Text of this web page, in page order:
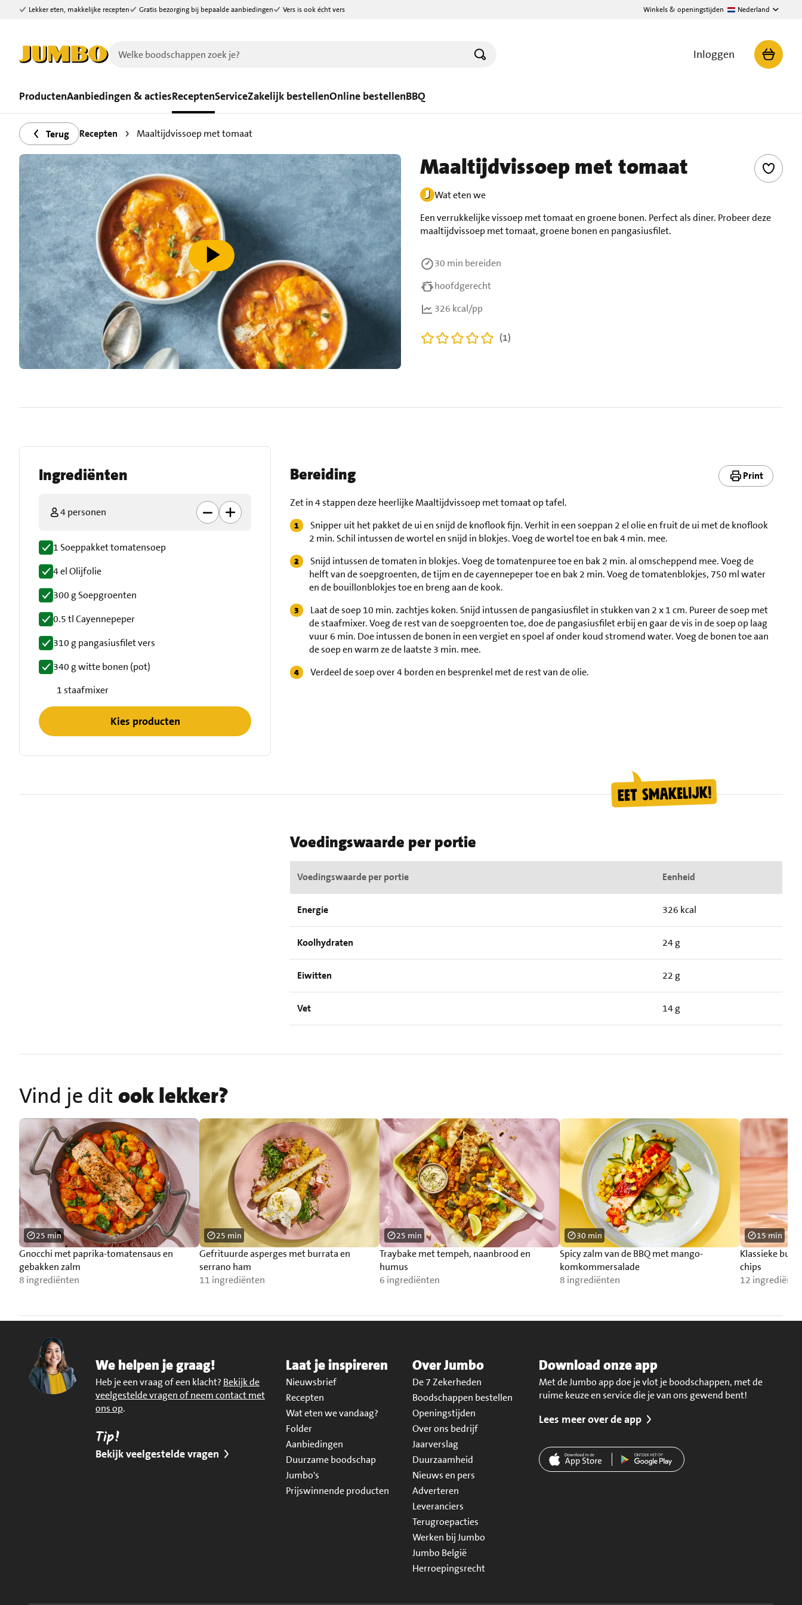
Ga naar zoeken
Ga naar hoofdinhoud
Lekker eten, makkelijke recepten Gratis bezorging bij bepaalde aanbiedingen Vers is ook écht vers Winkels & openingstijden Nederland
Inloggen
ProductenAanbiedingen & actiesReceptenServiceZakelijk bestellenOnline bestellenBBQ
Terug Recepten Maaltijdvissoep met tomaat
speel video af
Maaltijdvissoep met tomaat
Wat eten we
Een verrukkelijke vissoep met tomaat en groene bonen. Perfect als diner. Probeer deze
maaltijdvissoep met tomaat, groene bonen en pangasiusfilet.
30 min bereiden
hoofdgerecht
326 kcal/pp
(1)
Ingrediënten
4 personen
1 Soeppakket tomatensoep
4 el Olijfolie
300 g Soepgroenten
0.5 tl Cayennepeper
310 g pangasiusfilet vers
340 g witte bonen (pot)
1 staafmixer
Kies producten
Bereiding Print
Zet in 4 stappen deze heerlijke Maaltijdvissoep met tomaat op tafel.
Snipper uit het pakket de ui en snijd de knoflook fijn. Verhit in een soeppan 2 el olie en fruit de ui met de knoflook
2 min. Schil intussen de wortel en snijd in blokjes. Voeg de wortel toe en bak 4 min. mee.
Snijd intussen de tomaten in blokjes. Voeg de tomatenpuree toe en bak 2 min. al omscheppend mee. Voeg de
helft van de soepgroenten, de tijm en de cayennepeper toe en bak 2 min. Voeg de tomatenblokjes, 750 ml water
en de bouillonblokjes toe en breng aan de kook.
Laat de soep 10 min. zachtjes koken. Snijd intussen de pangasiusfilet in stukken van 2 x 1 cm. Pureer de soep met
de staafmixer. Voeg de rest van de soepgroenten toe, doe de pangasiusfilet erbij en gaar de vis in de soep op laag
vuur 6 min. Doe intussen de bonen in een vergiet en spoel af onder koud stromend water. Voeg de bonen toe aan
de soep en warm ze de laatste 3 min. mee.
Verdeel de soep over 4 borden en besprenkel met de rest van de olie.
Voedingswaarde per portie
Voedingswaarde per portie Eenheid
Energie 326 kcal
Koolhydraten 24 g
Eiwitten 22 g
Vet 14 g
Vind je ditook lekker?
Gnocchi met paprika-tomatensaus en
gebakken zalm
8 ingrediënten
25 min
Gefrituurde asperges met burrata en
serrano ham
11 ingrediënten
25 min
Traybake met tempeh, naanbrood en
humus
6 ingrediënten
25 min
Spicy zalm van de BBQ met mango-
komkommersalade
8 ingrediënten
30 min
Klassieke
chips
12
15 min
We helpen je graag!
Heb je een vraag of een klacht? Bekijk de
veelgestelde vragen of neem contact met
ons op.
Tip!
Bekijk veelgestelde vragen
Laat je inspireren
Nieuwsbrief
Recepten
Wat eten we vandaag?
Folder
Aanbiedingen
Duurzame boodschap
Jumbo's
Prijswinnende producten
Over Jumbo
De 7 Zekerheden
Boodschappen bestellen
Openingstijden
Over ons bedrijf
Jaarverslag
Duurzaamheid
Nieuws en pers
Adverteren
Leveranciers
Terugroepacties
Werken bij Jumbo
Jumbo België
Herroepingsrecht
Download onze app
Met de Jumbo app doe je vlot je boodschappen, met de
ruime keuze en service die je van ons gewend bent!
Lees meer over de app